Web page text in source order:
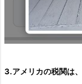
3.アメリカの税関は